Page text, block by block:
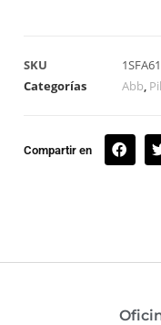
SKU
Categorías
Abb,
Compartir en